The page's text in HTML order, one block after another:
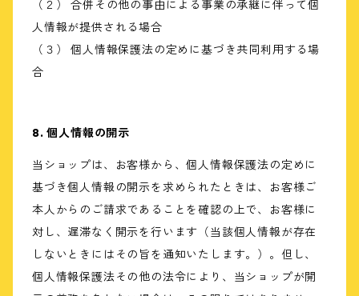
（２） 合併その他の事由による事業の承継に伴って個
人情報が提供される場合
（３） 個人情報保護法の定めに基づき共同利用する場
合
8. 個人情報の開示
当ショップは、お客様から、個人情報保護法の定めに
基づき個人情報の開示を求められたときは、お客様ご
本人からのご請求であることを確認の上で、お客様に
対し、遅滞なく開示を行います（当該個人情報が存在
しないときにはその旨を通知いたします。）。但し、
個人情報保護法その他の法令により、当ショップが開